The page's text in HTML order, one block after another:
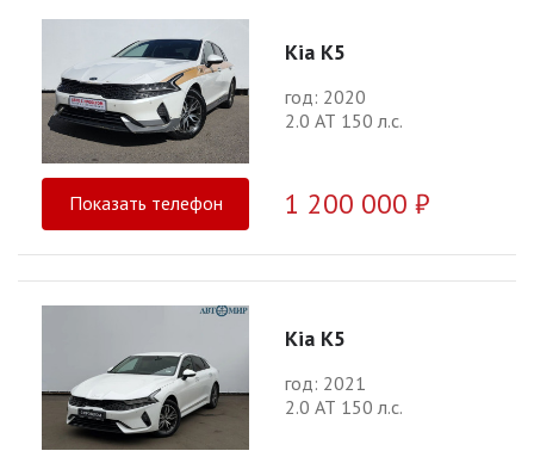
Kia K5
год: 2020
2.0 АТ 150 л.с.
Показать телефон 1 200 000 ₽
Kia K5
год: 2021
2.0 АТ 150 л.с.